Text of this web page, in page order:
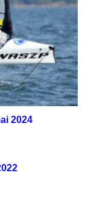
2024